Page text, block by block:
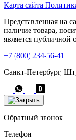
Карта сайта
Представленная на
наличие товара,
является публичной
+7 (800) 234-56-41
Санкт-Петербург,
Обратный звонок
Телефон